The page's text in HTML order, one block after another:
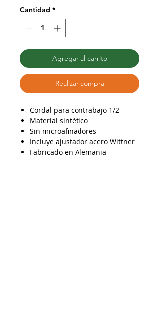
Cantidad *
Agregar al carrito
Realizar compra
Cordal para contrabajo 1/2
Material sintético
Sin microafinadores
Incluye ajustador acero Wittner
Fabricado en Alemania